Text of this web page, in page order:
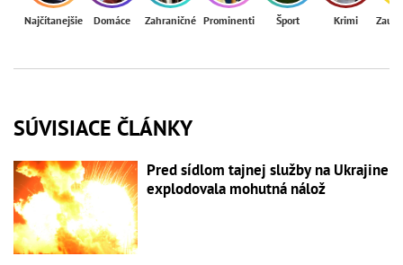
Najčítanejšie Domáce Zahraničné Prominenti Šport Krimi
SÚVISIACE ČLÁNKY
Pred sídlom tajnej služby na Ukrajine
explodovala mohutná nálož